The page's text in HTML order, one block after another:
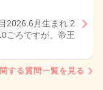
2026.6月生まれ 2
ごろですが、帝王
する質問一覧を見る